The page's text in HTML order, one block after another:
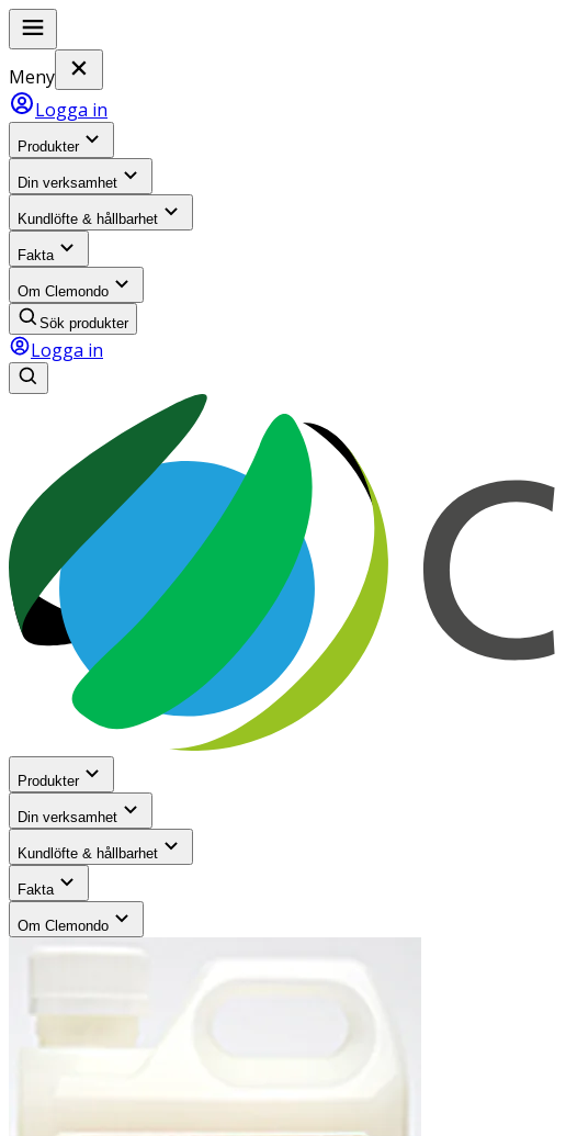
Meny
Logga in
Produkter
Din verksamhet
Kundlöfte & hållbarhet
Fakta
Om Clemondo
Sök produkter
Logga in
Produkter
Din verksamhet
Kundlöfte & hållbarhet
Fakta
Om Clemondo